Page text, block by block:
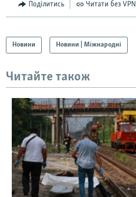
Поділитись Читати без VPN
Новини Новини | Міжнародні
Читайте також